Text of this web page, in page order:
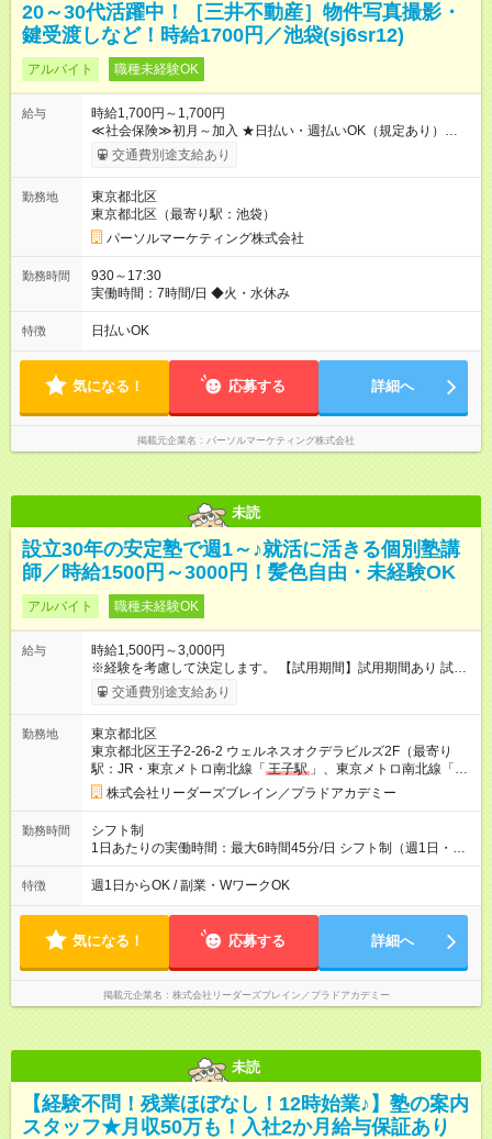
20～30代活躍中！［三井不動産］物件写真撮影・
鍵受渡しなど！時給1700円／池袋(sj6sr12)
アルバイト 職種未経験OK
給与
時給1,700円～1,700円
≪社会保険≫初月～加入 ★日払い・週払いOK（規定あり）
【試用期間】試用期間なし
交通費別途支給あり
勤務地
東京都北区
東京都北区（最寄り駅：池袋）
パーソルマーケティング株式会社
勤務時間
930～17:30
実働時間：7時間/日 ◆火・水休み
特徴 日払いOK
気になる！ 応募する 詳細へ
掲載元企業名 パーソルマーケティング株式会社
未読
設立30年の安定塾で週1～♪就活に活きる個別塾講
師／時給1500円～3000円！髪色自由・未経験OK
アルバイト 職種未経験OK
給与
時給1,500円～3,000円
※経験を考慮して決定します。 【試用期間】試用期間あり 試用
期間の長さ：3ヶ月 ※ 雇用形態と給与に、本採用時と異なる部分
があります。 雇用形態：本採用時と同じです。 給与：時
マは「時給1,226円」 ・映像研修、オンライン研修：時給1,226
円
交通費別途支給あり
勤務地
東京都北区
東京都北区王子2-26-2 ウェルネスオクデラビルズ2F（最寄り
駅：JR・東京メトロ南北線「 王子駅 」、東京メトロ南北線「王
子神谷駅」）
株式会社リーダーズブレイン／プラドアカデミー
勤務時間
シフト制
1日あたりの実働時間：最大6時間45分/日 シフト制（週1日・1
日80分からOK） ・１４時１０分～１５時３０分 ・１５時４０
分～１７時００分 ・１７時１０分～１８時３０分 ・１８時４０
特徴 週1日からOK / 副業・WワークOK
気になる！ 応募する 詳細へ
掲載元企業名 株式会社リーダーズブレイン／プラドアカデミー
未読
【経験不問！残業ほぼなし！12時始業♪】塾の案内
スタッフ★月収50万も！入社2か月給与保証あり